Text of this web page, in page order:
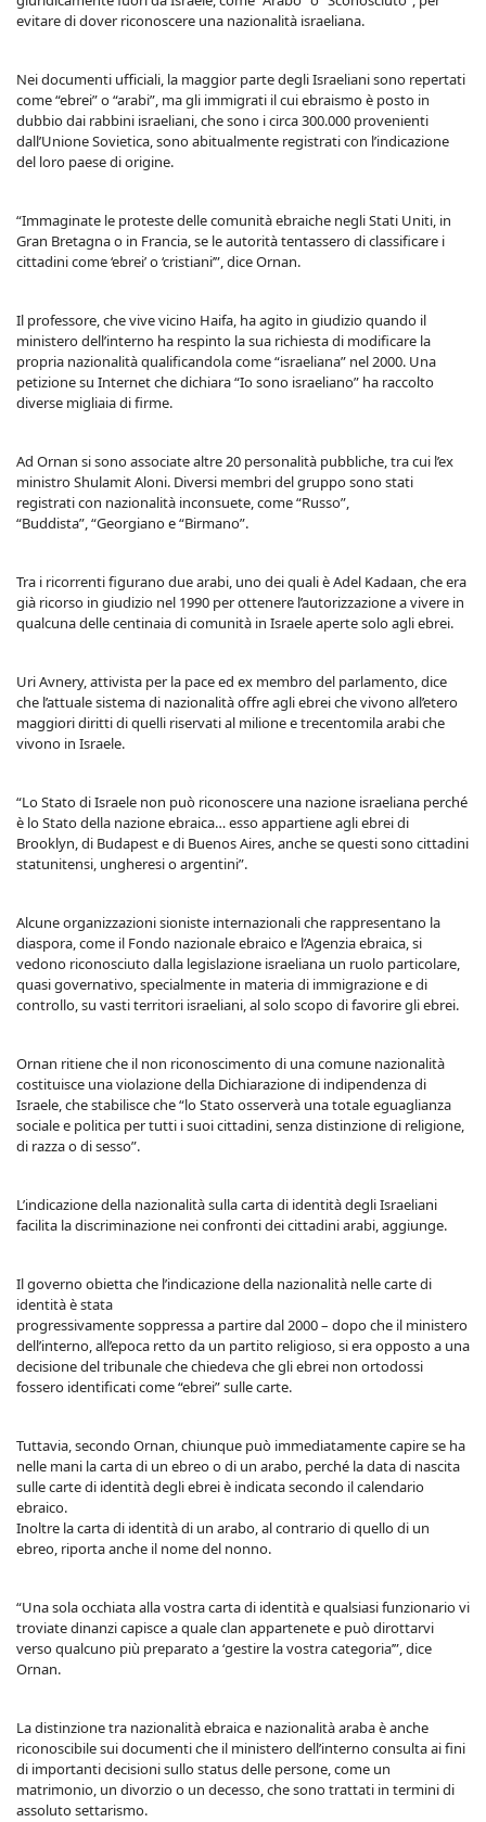
evitare di dover riconoscere una nazionalità israeliana.
Nei documenti ufficiali, la maggior parte degli Israeliani sono repertati
come “ebrei” o “arabi”, ma gli immigrati il cui ebraismo è posto in
dubbio dai rabbini israeliani, che sono i circa 300.000 provenienti
dall’Unione Sovietica, sono abitualmente registrati con l’indicazione
del loro paese di origine.
“Immaginate le proteste delle comunità ebraiche negli Stati Uniti, in
Gran Bretagna o in Francia, se le autorità tentassero di classificare i
cittadini come ‘ebrei’ o ‘cristiani’”, dice Ornan.
Il professore, che vive vicino Haifa, ha agito in giudizio quando il
ministero dell’interno ha respinto la sua richiesta di modificare la
propria nazionalità qualificandola come “israeliana” nel 2000. Una
petizione su Internet che dichiara “Io sono israeliano” ha raccolto
diverse migliaia di firme.
Ad Ornan si sono associate altre 20 personalità pubbliche, tra cui l’ex
ministro Shulamit Aloni. Diversi membri del gruppo sono stati
registrati con nazionalità inconsuete, come “Russo”,
“Buddista”, “Georgiano e “Birmano”.
Tra i ricorrenti figurano due arabi, uno dei quali è Adel Kadaan, che era
già ricorso in giudizio nel 1990 per ottenere l’autorizzazione a vivere in
qualcuna delle centinaia di comunità in Israele aperte solo agli ebrei.
Uri Avnery, attivista per la pace ed ex membro del parlamento, dice
che l’attuale sistema di nazionalità offre agli ebrei che vivono all’etero
maggiori diritti di quelli riservati al milione e trecentomila arabi che
vivono in Israele.
“Lo Stato di Israele non può riconoscere una nazione israeliana perché
è lo Stato della nazione ebraica… esso appartiene agli ebrei di
Brooklyn, di Budapest e di Buenos Aires, anche se questi sono cittadini
statunitensi, ungheresi o argentini”.
Alcune organizzazioni sioniste internazionali che rappresentano la
diaspora, come il Fondo nazionale ebraico e l’Agenzia ebraica, si
vedono riconosciuto dalla legislazione israeliana un ruolo particolare,
quasi governativo, specialmente in materia di immigrazione e di
controllo, su vasti territori israeliani, al solo scopo di favorire gli ebrei.
Ornan ritiene che il non riconoscimento di una comune nazionalità
costituisce una violazione della Dichiarazione di indipendenza di
Israele, che stabilisce che “lo Stato osserverà una totale eguaglianza
sociale e politica per tutti i suoi cittadini, senza distinzione di religione,
di razza o di sesso”.
L’indicazione della nazionalità sulla carta di identità degli Israeliani
facilita la discriminazione nei confronti dei cittadini arabi, aggiunge.
Il governo obietta che l’indicazione della nazionalità nelle carte di
identità è stata
progressivamente soppressa a partire dal 2000 – dopo che il ministero
dell’interno, all’epoca retto da un partito religioso, si era opposto a una
decisione del tribunale che chiedeva che gli ebrei non ortodossi
fossero identificati come “ebrei” sulle carte.
Tuttavia, secondo Ornan, chiunque può immediatamente capire se ha
nelle mani la carta di un ebreo o di un arabo, perché la data di nascita
sulle carte di identità degli ebrei è indicata secondo il calendario
ebraico.
Inoltre la carta di identità di un arabo, al contrario di quello di un
ebreo, riporta anche il nome del nonno.
“Una sola occhiata alla vostra carta di identità e qualsiasi funzionario vi
troviate dinanzi capisce a quale clan appartenete e può dirottarvi
verso qualcuno più preparato a ‘gestire la vostra categoria’”, dice
Ornan.
La distinzione tra nazionalità ebraica e nazionalità araba è anche
riconoscibile sui documenti che il ministero dell’interno consulta ai fini
di importanti decisioni sullo status delle persone, come un
matrimonio, un divorzio o un decesso, che sono trattati in termini di
assoluto settarismo.